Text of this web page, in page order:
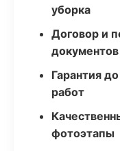
уборка
Договор и
документов
Гарантия
работ
фотоэтапы